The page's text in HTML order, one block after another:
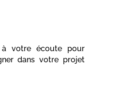
à votre écoute pour
dans votre projet